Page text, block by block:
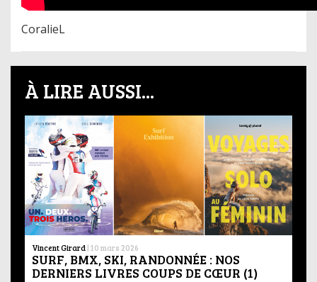
CoralieL
À LIRE AUSSI...
Vincent Girard | 10 mars 2026
SURF, BMX, SKI, RANDONNÉE : NOS
DERNIERS LIVRES COUPS DE CŒUR (1)